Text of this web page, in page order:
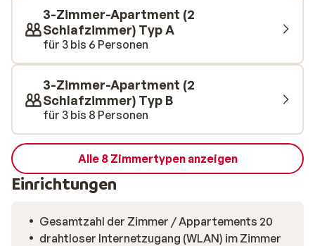
3-Zimmer-Apartment (2
Schlafzimmer) Typ A
für 3 bis 6 Personen
3-Zimmer-Apartment (2
Schlafzimmer) Typ B
für 3 bis 8 Personen
Alle 8 Zimmertypen anzeigen
Einrichtungen
Gesamtzahl der Zimmer / Appartements 20
drahtloser Internetzugang (WLAN) im Zimmer